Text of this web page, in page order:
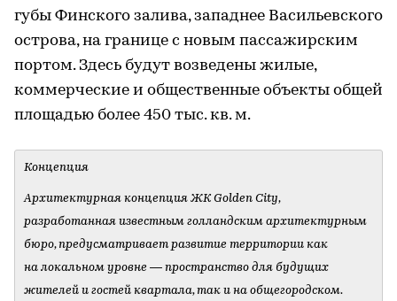
губы Финского залива, западнее Васильевского
острова, на границе с новым пассажирским
портом. Здесь будут возведены жилые,
коммерческие и общественные объекты общей
площадью более 450 тыс. кв. м.
Концепция
Архитектурная концепция ЖК Golden City,
разработанная известным голландским архитектурным
бюро, предусматривает развитие территории как
на локальном уровне — пространство для будущих
жителей и гостей квартала, так и на общегородском.